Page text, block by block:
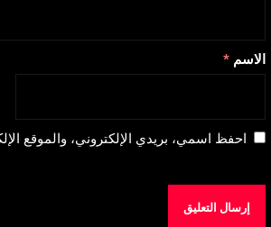
الاسم*
احفظ اسمي، بريدي الإلكتروني، والموقع